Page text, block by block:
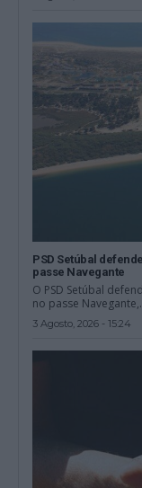
PSD Setúbal
passe Navegante
O PSD Setúbal
no passe
3 Agosto, 2026 - 15:24